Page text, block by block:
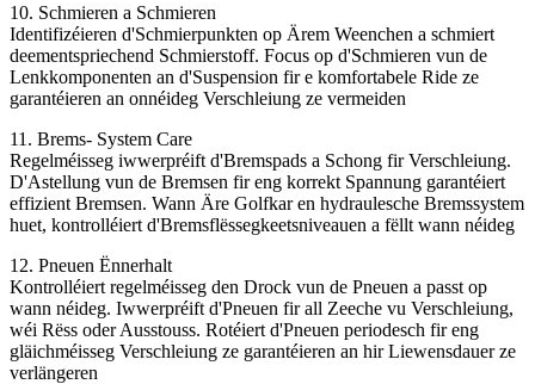
10. Schmieren a Schmieren
Identifizéieren d'Schmierpunkten op Ärem Weenchen a schmiert
deementspriechend Schmierstoff. Focus op d'Schmieren vun de
Lenkkomponenten an d'Suspension fir e komfortabele Ride ze
garantéieren an onnéideg Verschleiung ze vermeiden
11. Brems- System Care
Regelméisseg iwwerpréift d'Bremspads a Schong fir Verschleiung.
D'Astellung vun de Bremsen fir eng korrekt Spannung garantéiert
effizient Bremsen. Wann Äre Golfkar en hydraulesche Bremssystem
huet, kontrolléiert d'Bremsflëssegkeetsniveauen a fëllt wann néideg
12. Pneuen Ënnerhalt
Kontrolléiert regelméisseg den Drock vun de Pneuen a passt op
wann néideg. Iwwerpréift d'Pneuen fir all Zeeche vu Verschleiung,
wéi Rëss oder Ausstouss. Rotéiert d'Pneuen periodesch fir eng
gläichméisseg Verschleiung ze garantéieren an hir Liewensdauer ze
verlängeren